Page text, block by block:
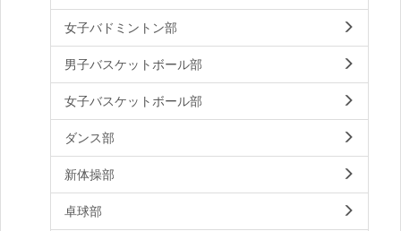
女子バドミントン部
男子バスケットボール部
女子バスケットボール部
ダンス部
新体操部
卓球部